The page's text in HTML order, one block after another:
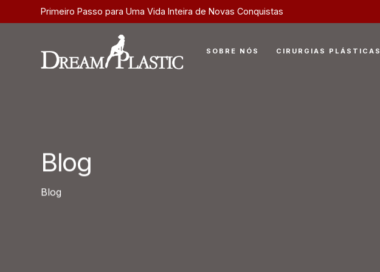
Primeiro Passo para Uma Vida Inteira de Novas Conquistas
SOBRE NÓS CIRURGIAS PLÁSTICAS
Blog
Blog